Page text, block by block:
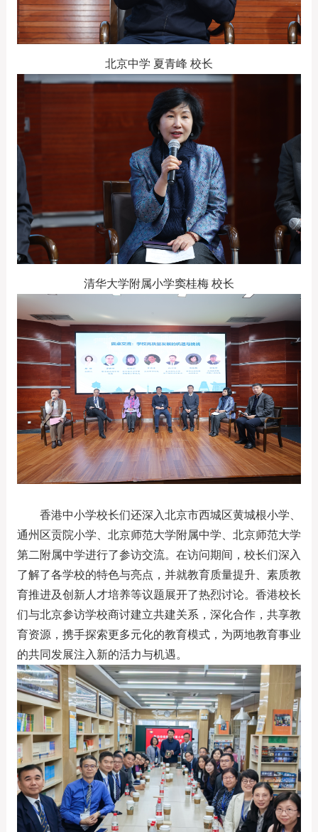
北京中学 夏青峰 校长
清华大学附属小学窦桂梅 校长
香港中小学校长们还深入北京市西城区黄城根小学、
通州区贡院小学、北京师范大学附属中学、北京师范大学
第二附属中学进行了参访交流。在访问期间，校长们深入
了解了各学校的特色与亮点，并就教育质量提升、素质教
育推进及创新人才培养等议题展开了热烈讨论。香港校长
们与北京参访学校商讨建立共建关系，深化合作，共享教
育资源，携手探索更多元化的教育模式，为两地教育事业
的共同发展注入新的活力与机遇。